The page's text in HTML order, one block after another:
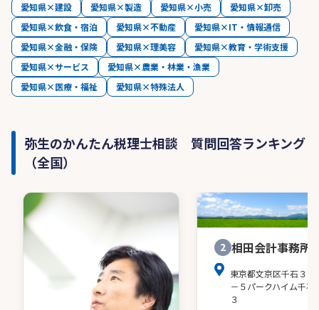
愛知県×建設 愛知県×製造 愛知県×小売
愛知県×卸売
愛知県×飲食・宿泊
愛知県×不動産
愛知県×IT・情報通信
愛知県×金融・保険
愛知県×理美容
愛知県×教育・学術支援
愛知県×サービス
愛知県×農業・林業・漁業
愛知県×医療・福祉
愛知県×特殊法人
弥生のかんたん税理士相談 質問回答ランキング
（全国）
2 相田会計事務所
東京都文京区千石３－
－５パークハイム千石
３